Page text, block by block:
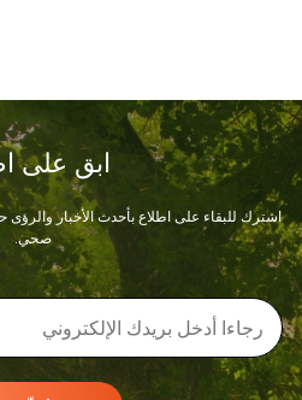
ابق على
اشترك للبقاء على اطلاع بأحدث الأخبار والرؤى
صحي.